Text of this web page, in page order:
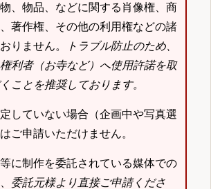
、物品、などに関する肖像権、商
著作権、その他の利用権などの諸
りません。
トラブル防止のため、
利者（お寺など）へ使用許諾を取
ことを推奨しております。
していない場合（企画中や写真選
ご申請いただけません。
に制作を委託されている媒体での
委託元様より直接ご申請くださ